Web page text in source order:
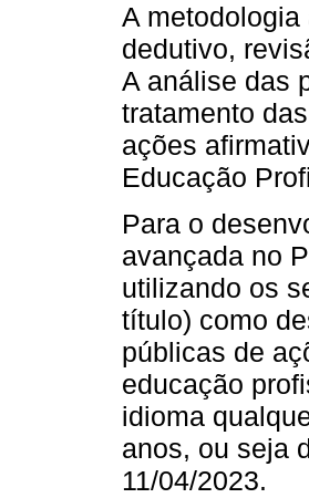
A
dedutivo,
A análise das
tratamento
ações
Educação
Para o
avançada no
utilizando os
título) como
públicas de
educação
idioma
anos, ou seja
11/04/2023.